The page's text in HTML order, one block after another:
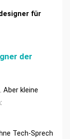
für
der
Aber kleine
Tech-Sprech